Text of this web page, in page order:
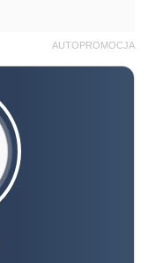
AUTOPROMOCJA